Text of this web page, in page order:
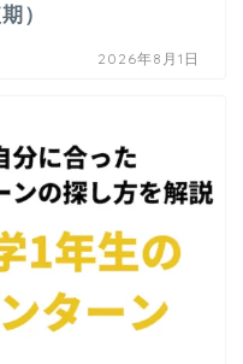
）
2026年8月1日